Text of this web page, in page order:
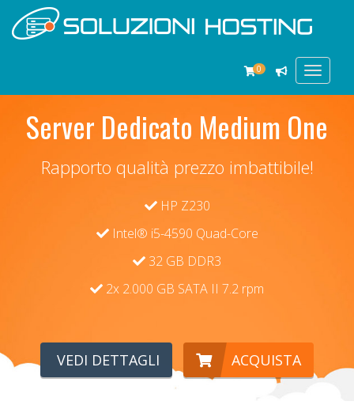
Toggle
0
Server Dedicato Medium One
Rapporto qualità prezzo imbattibile!
HP Z230
Intel® i5-4590 Quad-Core
32 GB DDR3
2x 2.000 GB SATA II 7.2 rpm
VEDI DETTAGLI ACQUISTA